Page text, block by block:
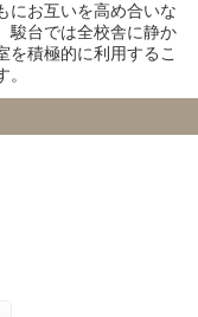
学 12名
科大学 34名
医科大学 18名
にお互いを高め合いな
駿台では全校舎に静か
を積極的に利用するこ